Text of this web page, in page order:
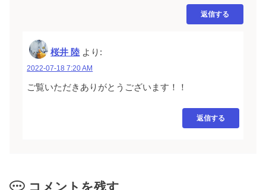
返信する
桜井 陸 より:
2022-07-18 7:20 AM
ご覧いただきありがとうございます！！
返信する
コメントを残す